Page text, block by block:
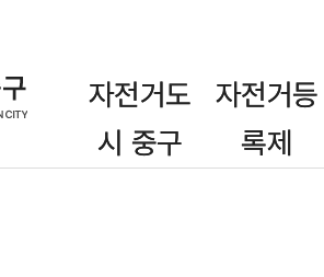
자전거도
시 중구
자전거등
록제